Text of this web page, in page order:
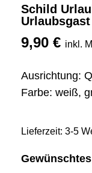
Schild
Urlaubsgast
9,90 € inkl.
Ausrichtung:
Farbe: weiß,
Lieferzeit: 3-5